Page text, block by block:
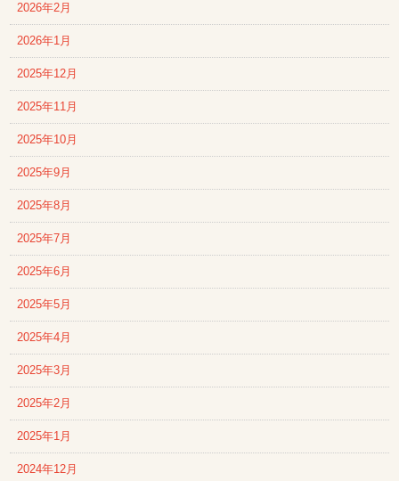
2026年2月
2026年1月
2025年12月
2025年11月
2025年10月
2025年9月
2025年8月
2025年7月
2025年6月
2025年5月
2025年4月
2025年3月
2025年2月
2025年1月
2024年12月